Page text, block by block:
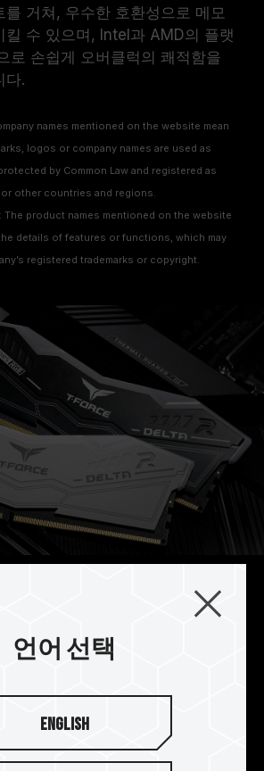
를 거쳐, 우수한 호환성으로 메모
킬 수 있으며, Intel과 AMD의 플랫
로 손쉽게 오버클럭의 쾌적함을
다.
names mentioned on the website mean
logos or company names are used as
by Common Law and registered as
or other countries and regions.
The product names mentioned on the website
details of features or functions, which may
registered trademarks or copyright.
칩(PMIC) 발열 성능
와 열전도 실리콘을 함께 사용하
영 안정성 효과를 강화했습니다.
언어 선택
English